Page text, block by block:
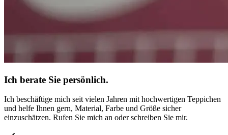
Ich berate Sie persönlich.
Ich beschäftige mich seit vielen Jahren mit hochwertigen Teppichen
und helfe Ihnen gern, Material, Farbe und Größe sicher
einzuschätzen. Rufen Sie mich an oder schreiben Sie mir.